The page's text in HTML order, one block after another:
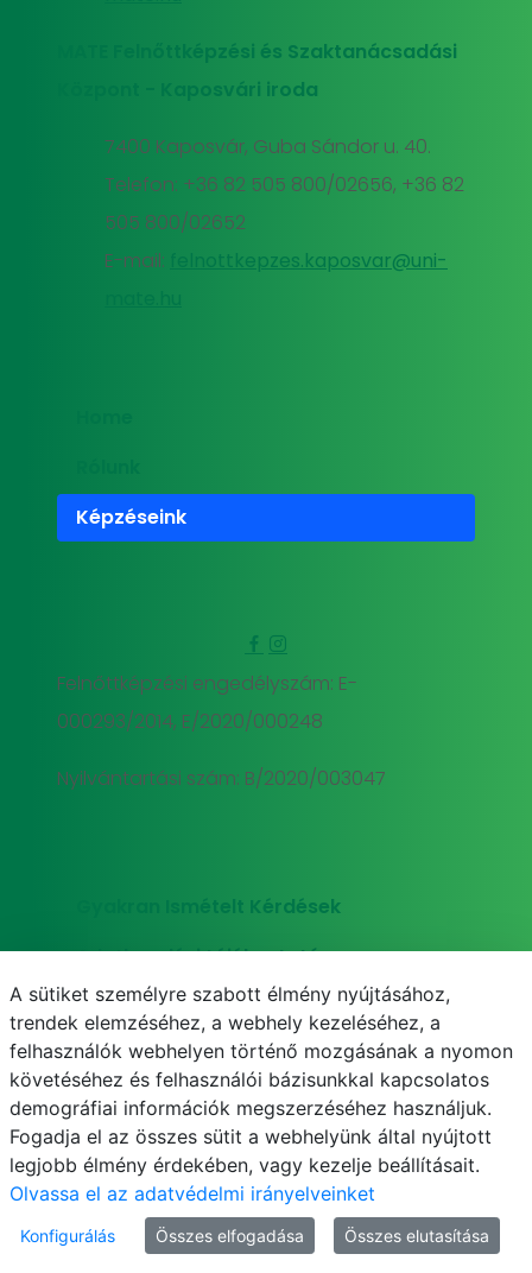
MATE Felnőttképzési és Szaktanácsadási
Központ - Kaposvári iroda
7400 Kaposvár, Guba Sándor u. 40.
Telefon: +36 82 505 800/02656, +36 82
505 800/02652
E-mail:
felnottkepzes.kaposvar@uni-
Képzéseink
Felnőttképzési engedélyszám: E-
000293/2014, E/2020/000248
Nyilvántartási szám: B/2020/003047
Gyakran Ismételt Kérdések
Adatkezelési tájékoztató
Süti (cookie) tájékoztató
E-mail Telefonkönyv NEPTUN E-learning
© MATE 2021
A sütiket személyre szabott élmény nyújtásához,
trendek elemzéséhez, a webhely kezeléséhez, a
felhasználók webhelyen történő mozgásának a nyomon
követéséhez és felhasználói bázisunkkal kapcsolatos
demográfiai információk megszerzéséhez használjuk.
Fogadja el az összes sütit a webhelyünk által nyújtott
legjobb élmény érdekében, vagy kezelje beállításait.
Olvassa el az adatvédelmi irányelveinket
Konfigurálás Összes elfogadása Összes elutasítása